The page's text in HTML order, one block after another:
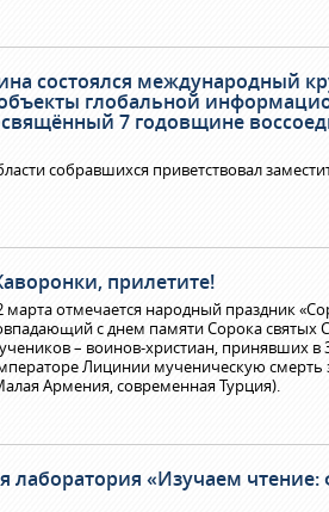
состоялся международный
глобальной
7 годовщине
собравшихся приветствовал
прилетите!
марта отмечается народный праздник
с днем памяти Сорока святых
– воинов-христиан, принявших в
Лицинии мученическую смерть
Армения, современная Турция).
лаборатория «Изучаем